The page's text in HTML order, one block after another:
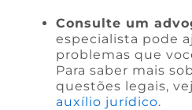
Consulte um
especialista pode
problemas que
Para saber mais
questões legais,
auxílio jurídico.